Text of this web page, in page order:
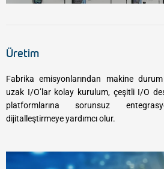
Üretim
Fabrika emisyonlarından makine
uzak I/O’lar kolay kurulum, çeşitli I/O
platformlarına sorunsuz
dijitalleştirmeye yardımcı olur.